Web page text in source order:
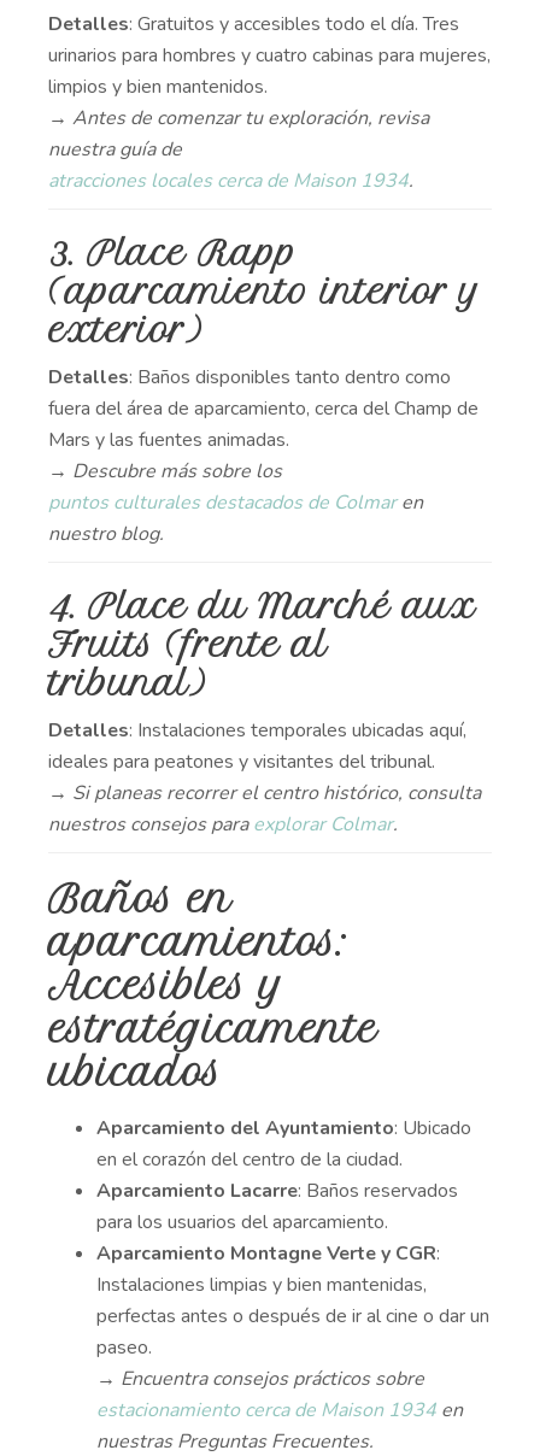
Detalles: Gratuitos y accesibles todo el día. Tres
urinarios para hombres y cuatro cabinas para mujeres,
limpios y bien mantenidos.
→ Antes de comenzar tu exploración, revisa
nuestra guía de
atracciones locales cerca de Maison 1934.
3. Place Rapp
(aparcamiento interior y
exterior)
Detalles: Baños disponibles tanto dentro como
fuera del área de aparcamiento, cerca del Champ de
Mars y las fuentes animadas.
→ Descubre más sobre los
puntos culturales destacados de Colmaren
nuestro blog.
4. Place du Marché aux
Fruits (frente al
tribunal)
Detalles: Instalaciones temporales ubicadas aquí,
ideales para peatones y visitantes del tribunal.
→ Si planeas recorrer el centro histórico, consulta
nuestros consejos paraexplorar Colmar.
Baños en
aparcamientos:
Accesibles y
estratégicamente
ubicados
Aparcamiento del Ayuntamiento: Ubicado
en el corazón del centro de la ciudad.
Aparcamiento Lacarre: Baños reservados
para los usuarios del aparcamiento.
Aparcamiento Montagne Verte y CGR:
Instalaciones limpias y bien mantenidas,
perfectas antes o después de ir al cine o dar un
paseo.
→ Encuentra consejos prácticos sobre
estacionamiento cerca de Maison 1934 en
nuestras Preguntas Frecuentes.